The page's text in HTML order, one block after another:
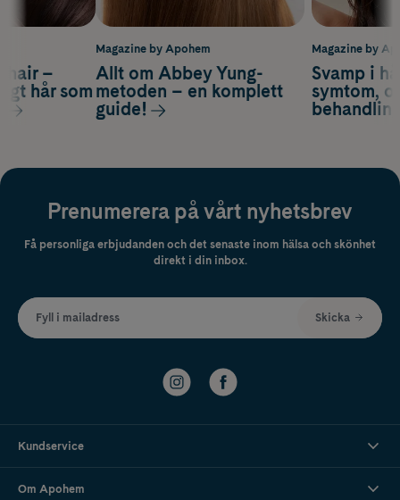
Magazine by
Svamp i
symtom,
hair –
hår som
Magazine by Apohem
Allt om Abbey Yung-
metoden – en komplett
guide!
Prenumerera på vårt nyhetsbrev
Få personliga erbjudanden och det senaste inom hälsa och skönhet
direkt i din inbox.
Fyll i mailadress Skicka
Kundservice
Om Apohem